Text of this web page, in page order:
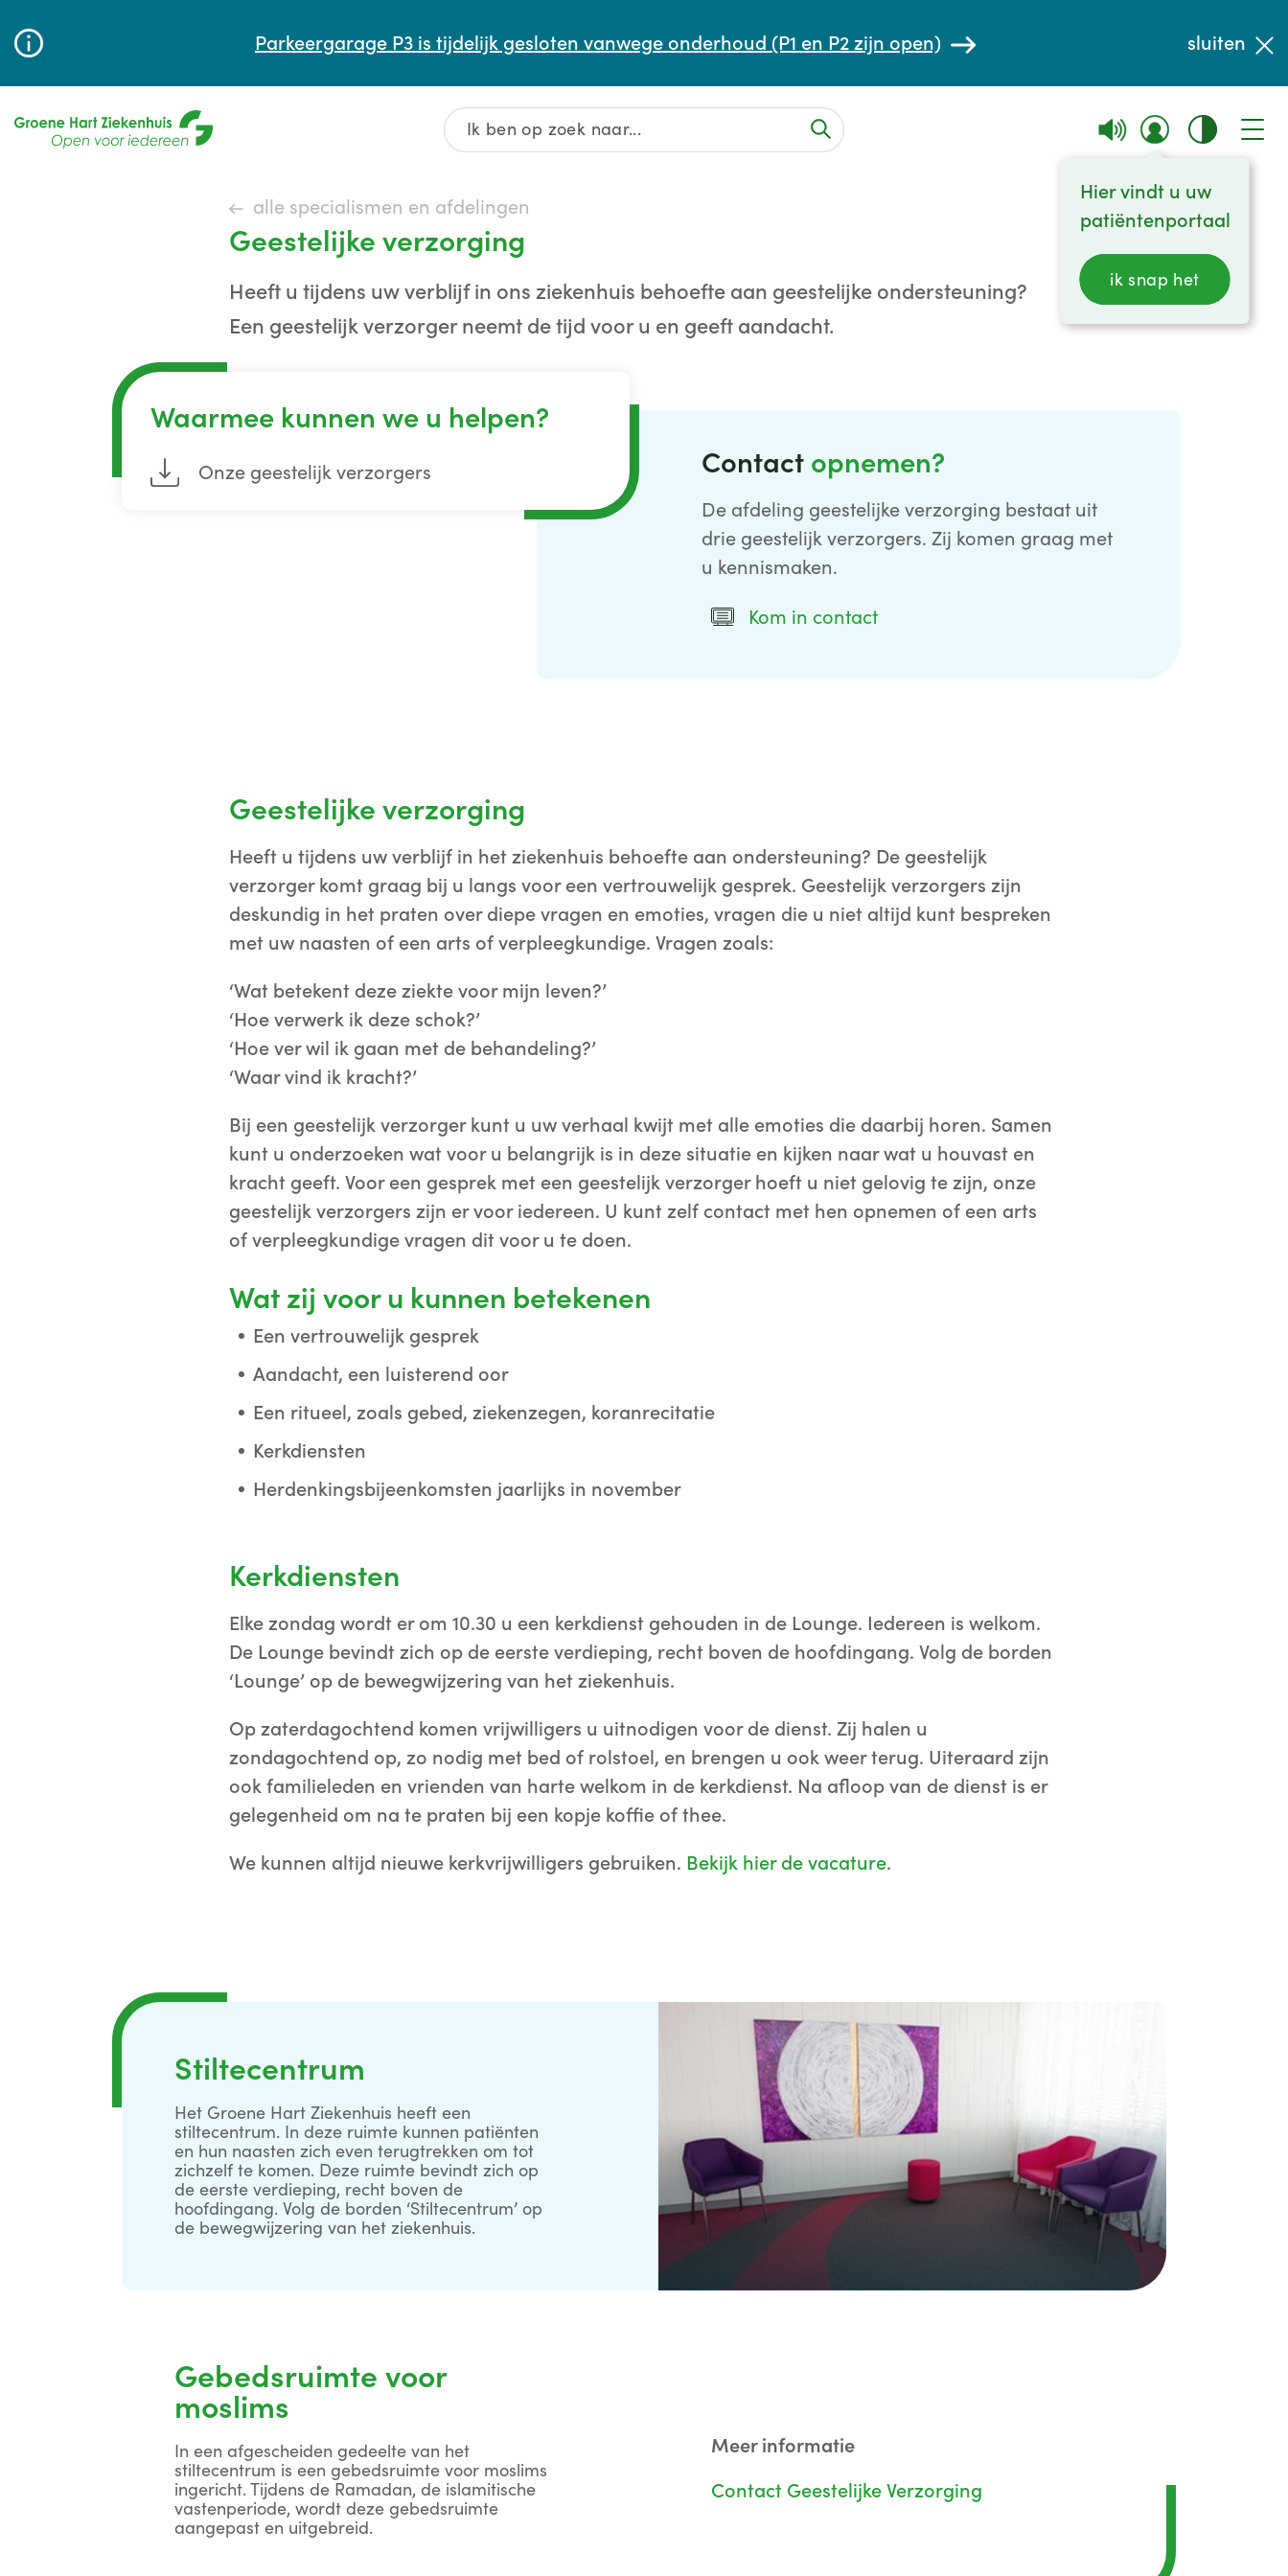
Parkeergarage P3 is tijdelijk gesloten vanwege onderhoud (P1 en P2 zijn open) sluiten
Hier vindt u uw
patiëntenportaal
ik snap het
Wachttijden
alle specialismen en afdelingen
Geestelijke verzorging
Heeft u tijdens uw verblijf in ons ziekenhuis behoefte aan geestelijke ondersteuning?
Een geestelijk verzorger neemt de tijd voor u en geeft aandacht.
Waarmee kunnen we u helpen?
Onze geestelijk verzorgers Contact opnemen?
De afdeling geestelijke verzorging bestaat uit
drie geestelijk verzorgers. Zij komen graag met
u kennismaken.
Kom in contact
Geestelijke verzorging
Heeft u tijdens uw verblijf in het ziekenhuis behoefte aan ondersteuning? De geestelijk
verzorger komt graag bij u langs voor een vertrouwelijk gesprek. Geestelijk verzorgers zijn
deskundig in het praten over diepe vragen en emoties, vragen die u niet altijd kunt bespreken
met uw naasten of een arts of verpleegkundige. Vragen zoals:
‘Wat betekent deze ziekte voor mijn leven?’
‘Hoe verwerk ik deze schok?’
‘Hoe ver wil ik gaan met de behandeling?’
‘Waar vind ik kracht?’
Bij een geestelijk verzorger kunt u uw verhaal kwijt met alle emoties die daarbij horen. Samen
kunt u onderzoeken wat voor u belangrijk is in deze situatie en kijken naar wat u houvast en
kracht geeft. Voor een gesprek met een geestelijk verzorger hoeft u niet gelovig te zijn, onze
geestelijk verzorgers zijn er voor iedereen. U kunt zelf contact met hen opnemen of een arts
of verpleegkundige vragen dit voor u te doen.
Wat zij voor u kunnen betekenen
Een vertrouwelijk gesprek
Aandacht, een luisterend oor
Een ritueel, zoals gebed, ziekenzegen, koranrecitatie
Kerkdiensten
Herdenkingsbijeenkomsten jaarlijks in november
Kerkdiensten
Elke zondag wordt er om 10.30 u een kerkdienst gehouden in de Lounge. Iedereen is welkom.
De Lounge bevindt zich op de eerste verdieping, recht boven de hoofdingang. Volg de borden
‘Lounge’ op de bewegwijzering van het ziekenhuis.
Op zaterdagochtend komen vrijwilligers u uitnodigen voor de dienst. Zij halen u
zondagochtend op, zo nodig met bed of rolstoel, en brengen u ook weer terug. Uiteraard zijn
ook familieleden en vrienden van harte welkom in de kerkdienst. Na afloop van de dienst is er
gelegenheid om na te praten bij een kopje koffie of thee.
We kunnen altijd nieuwe kerkvrijwilligers gebruiken. Bekijk hier de vacature.
Stiltecentrum
Het Groene Hart Ziekenhuis heeft een
stiltecentrum. In deze ruimte kunnen patiënten
en hun naasten zich even terugtrekken om tot
zichzelf te komen. Deze ruimte bevindt zich op
de eerste verdieping, recht boven de
hoofdingang. Volg de borden ‘Stiltecentrum’ op
de bewegwijzering van het ziekenhuis.
Gebedsruimte voor
moslims
In een afgescheiden gedeelte van het
stiltecentrum is een gebedsruimte voor moslims
ingericht. Tijdens de Ramadan, de islamitische
vastenperiode, wordt deze gebedsruimte
aangepast en uitgebreid.
Meer informatie
Contact Geestelijke Verzorging